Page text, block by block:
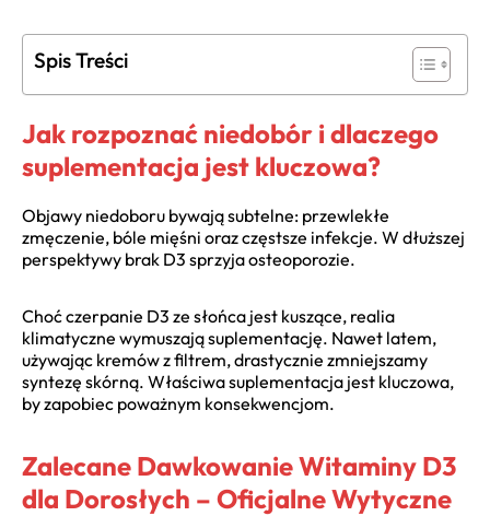
Spis Treści
Jak rozpoznać niedobór i dlaczego
suplementacja jest kluczowa?
Objawy niedoboru bywają subtelne: przewlekłe
zmęczenie, bóle mięśni oraz częstsze infekcje. W dłuższej
perspektywy brak D3 sprzyja osteoporozie.
Choć czerpanie D3 ze słońca jest kuszące, realia
klimatyczne wymuszają suplementację. Nawet latem,
używając kremów z filtrem, drastycznie zmniejszamy
syntezę skórną. Właściwa suplementacja jest kluczowa,
by zapobiec poważnym konsekwencjom.
Zalecane Dawkowanie Witaminy D3
dla Dorosłych – Oficjalne Wytyczne